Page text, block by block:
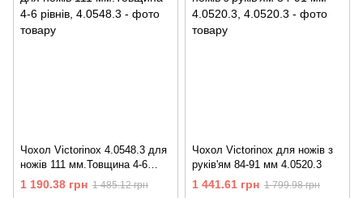
Чохол Victorinox 4.0548.3 для
ножів 111 мм.Товщина 4-6
рівнів
1 190.38 грн 1 485.12 грн
Чохол Victorinox для ножів з
руків'ям 84-91 мм 4.0520.3
1 441.61 грн 1 799.98 грн